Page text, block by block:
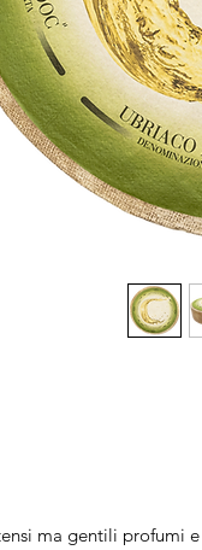
ma gentili profumi